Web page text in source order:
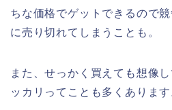
ちな価格でゲットできるので
に売り切れてしまうことも。
また、せっかく買えても想像
ッカリってことも多くあります